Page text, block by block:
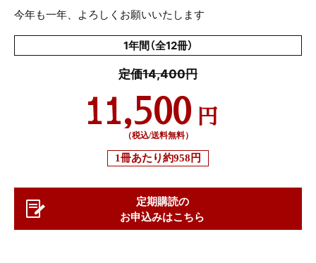
今年も一年、よろしくお願いいたします
1年間（全12冊）
定価14,400円
11,500 円
（税込/送料無料）
1冊あたり約958円
定期購読の
お申込みはこちら